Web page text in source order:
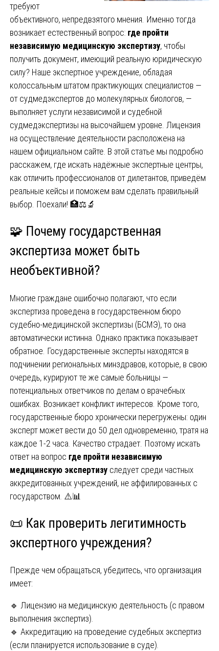
требуют
объективного, непредвзятого мнения. Именно тогда
возникает естественный вопрос: где пройти
независимую медицинскую экспертизу, чтобы
получить документ, имеющий реальную юридическую
силу? Наше экспертное учреждение, обладая
колоссальным штатом практикующих специалистов —
от судмедэкспертов до молекулярных биологов, —
выполняет услуги независимой и судебной
судмедэкспертизы на высочайшем уровне. Лицензия
на осуществление деятельности расположена на
нашем официальном сайте. В этой статье мы подробно
расскажем, где искать надёжные экспертные центры,
как отличить профессионалов от дилетантов, приведём
реальные кейсы и поможем вам сделать правильный
выбор. Поехали! 🏥⚖️🔬
🧩 Почему государственная
экспертиза может быть
необъективной?
Многие граждане ошибочно полагают, что если
экспертиза проведена в государственном бюро
судебно-медицинской экспертизы (БСМЭ), то она
автоматически истинна. Однако практика показывает
обратное. Государственные эксперты находятся в
подчинении региональных минздравов, которые, в свою
очередь, курируют те же самые больницы —
потенциальных ответчиков по делам о врачебных
ошибках. Возникает конфликт интересов. Кроме того,
государственные бюро хронически перегружены: один
эксперт может вести до 50 дел одновременно, тратя на
каждое 1-2 часа. Качество страдает. Поэтому искать
ответ на вопрос где пройти независимую
медицинскую экспертизу следует среди частных
аккредитованных учреждений, не аффилированных с
государством. ⚠️📊
📜 Как проверить легитимность
экспертного учреждения?
Прежде чем обращаться, убедитесь, что организация
имеет:
🔹 Лицензию на медицинскую деятельность (с правом
выполнения экспертиз).
🔹 Аккредитацию на проведение судебных экспертиз
(если планируется использование в суде).